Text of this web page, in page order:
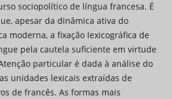
sociopolítico de língua francesa. É
apesar da dinâmica ativa do
moderna, a fixação lexicográfica de
pela cautela suficiente em virtude
particular é dada à análise do
unidades lexicais extraídas de
de francês. As formas mais